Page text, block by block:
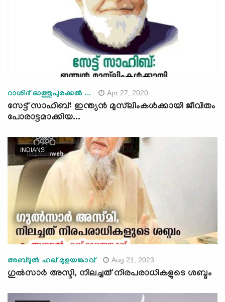
റാശിദ് ഓത്തുപുരക്കല്‍ ... Apr 27, 2020
സേട്ട് സാഹിബ്: ഇന്ത്യൻ മുസ്‌ലിംകൾക്കായി ജീവിതം
പോരാട്ടമാക്കിയ...
INDIANS
അബ്ദുല്‍ ഹഖ് മുളയങ്കാവ് Aug 21, 2023
ഗുല്‍സാര്‍ അസ്മി, നിലച്ചത് നിരപരാധികളുടെ ശബ്ദം